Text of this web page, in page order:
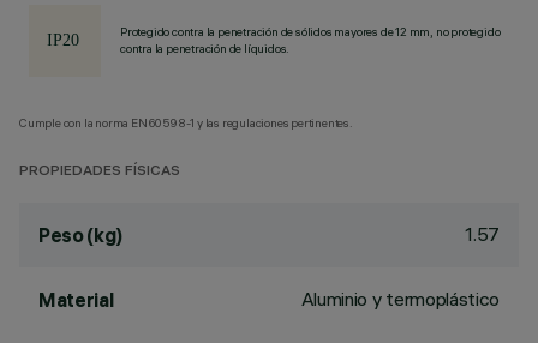
Protegido contra la penetración de sólidos mayores de 12 mm, no protegido
contra la penetración de líquidos.
Cumple con la norma EN60598-1 y las regulaciones pertinentes.
PROPIEDADES FÍSICAS
Peso (kg) 1.57
Material Aluminio y termoplástico